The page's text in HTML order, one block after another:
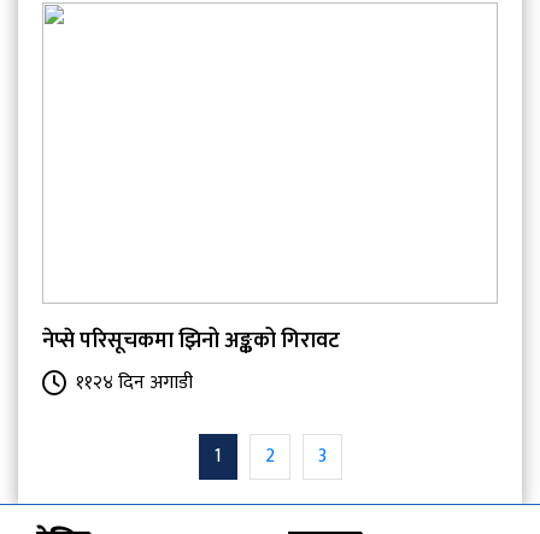
नेप्से परिसूचकमा झिनो अङ्कको गिरावट
११२४ दिन अगाडी
1 2 3